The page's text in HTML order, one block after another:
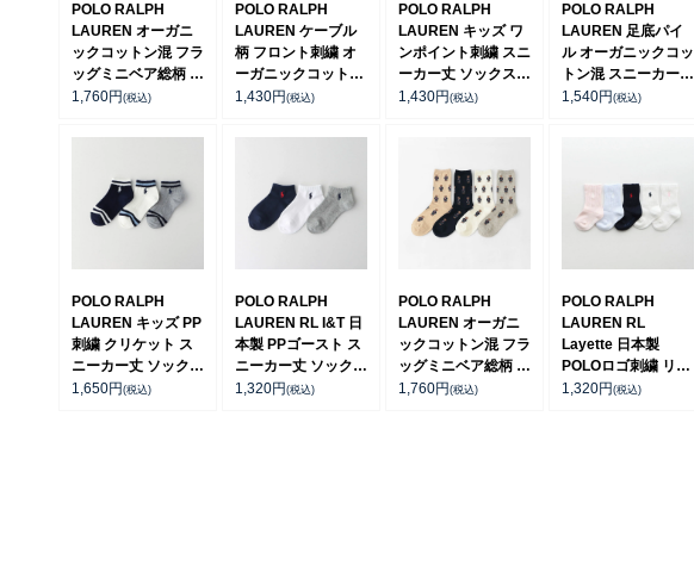
POLO RALPH
LAUREN オーガニ
ックコットン混 フラ
ッグミニベア総柄 ポ
ロベア スニーカー丈
03207937
1,760円 (税込)
POLO RALPH
LAUREN ケーブル
柄 フロント刺繍 オ
ーガニックコットン
混 スニーカー丈 ソ
03207868
1,430円(税込)
POLO RALPH
LAUREN キッズ ワ
ンポイント刺繍 スニ
ーカー丈 ソックス
日本製 04863362
1,430円(税込)
POLO RALPH
LAUREN 足底パイ
ル オーガニックコッ
トン混 スニーカー丈
ソックス レディース
1,540円(税込)
POLO RALPH
LAUREN キッズ PP
刺繍 クリケット ス
ニーカー丈 ソックス
04863754
1,650円 (税込)
POLO RALPH
LAUREN RL I&T 日
本製 PPゴースト ス
ニーカー丈 ソックス
キッズ 04835362
1,320円(税込)
POLO RALPH
LAUREN オーガニ
ックコットン混 フラ
ッグミニベア総柄 ポ
ロベア クルー丈 ソ
1,760円(税込)
POLO RALPH
LAUREN RL
Layette 日本製
POLOロゴ刺繍 リブ
クルー丈 ソックス
1,320円(税込)